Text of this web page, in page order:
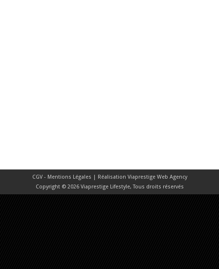
CGV - Mentions Légales | Réalisation Viaprestige Web Agency
Copyright © 2026 Viaprestige Lifestyle, Tous droits réservés